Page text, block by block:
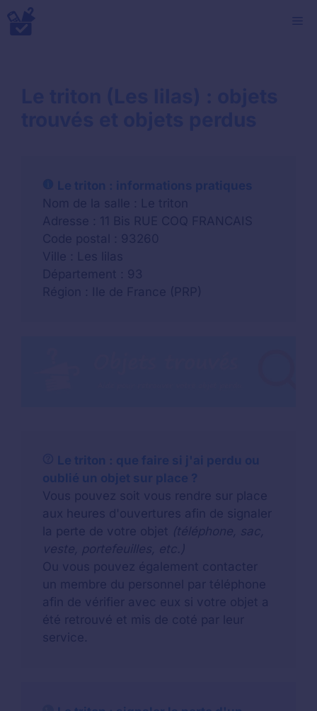
Aller
au
Le triton : que faire si j'ai perdu ou
oublié un objet sur place ?
Vous pouvez soit vous rendre sur place
aux heures d'ouvertures afin de signaler
la perte de votre objet (téléphone, sac,
veste, portefeuilles, etc.)
Ou vous pouvez également contacter
un membre du personnel par téléphone
afin de vérifier avec eux si votre objet a
été retrouvé et mis de coté par leur
service.